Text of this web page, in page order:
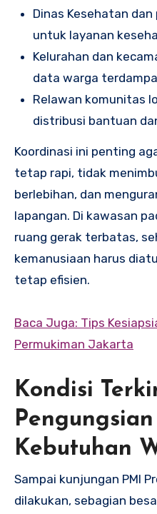
Dinas Kesehatan
untuk layanan
Kelurahan dan
data warga
Relawan komunitas
distribusi bantuan
Koordinasi ini penting
tetap rapi, tidak
berlebihan, dan
lapangan. Di kawasan
ruang gerak terbatas,
kemanusiaan harus
tetap efisien.
Baca Juga: Tips
Permukiman Jakarta
Kondisi
Kebutuhan
Sampai kunjungan PMI
dilakukan, sebagian